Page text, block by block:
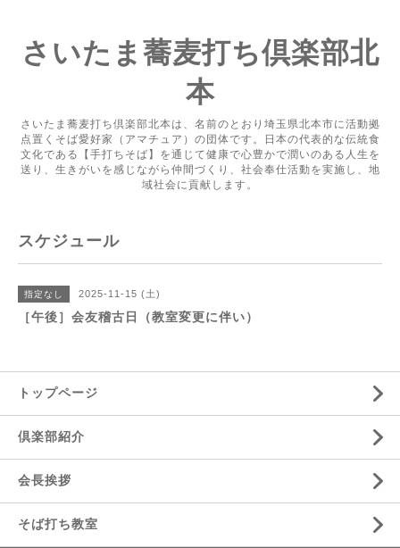
さいたま蕎麦打ち倶楽部北
本
さいたま蕎麦打ち倶楽部北本は、名前のとおり埼玉県北本市に活動拠
点置くそば愛好家（アマチュア）の団体です。日本の代表的な伝統食
文化である【手打ちそば】を通じて健康で心豊かで潤いのある人生を
送り、生きがいを感じながら仲間づくり、社会奉仕活動を実施し、地
域社会に貢献します。
スケジュール
指定なし 2025-11-15 (土)
［午後］会友稽古日（教室変更に伴い）
トップページ
倶楽部紹介
会長挨拶
そば打ち教室